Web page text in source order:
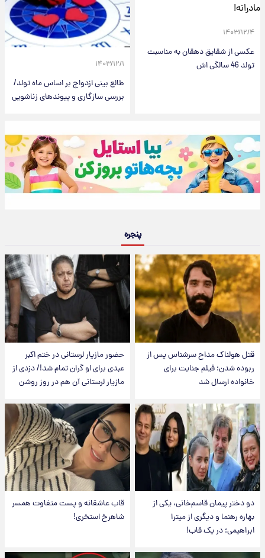
۱۴۰۳/۱۲/۴
عکسی از شقایق دهقان به مناسبت
تولد 46 سالگی اش
۱۴۰۳/۱۲/۱
طالع بینی ازدواج بر اساس ماه تولد/
بررسی سازگاری و پیوندهای زناشویی
پنجره
قتل هولناک مداح سرشناس پس از
ربوده شدن؛ فیلم جنایت برای
خانواده ارسال شد
حضور مازیار لرستانی در ختم اکبر
عبدی برای او گران تمام شد!/ دزدی از
مازیار لرستانی آن هم در روز روشن
دو دختر پیمان قاسم‌خانی، یکی از
بهاره رهنما و دیگری از میترا
ابراهیمی؛ در یک قاب!
قاب عاشقانه و پست متفاوت همسر
شاهرخ استخری!